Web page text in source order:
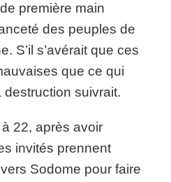
première main
des peuples de
S’il s’avérait que ces
que ce qui
suivrait.
22, après avoir
invités prennent
Sodome pour faire